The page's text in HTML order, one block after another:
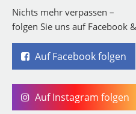
Nichts mehr verpassen –
folgen Sie uns auf Facebook
Auf Facebook folgen
Auf Instagram folgen